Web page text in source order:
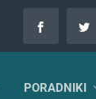
PORADNIKI